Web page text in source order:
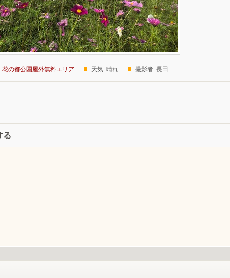
花の都公園屋外無料エリア 天気 晴れ 撮影者 長田